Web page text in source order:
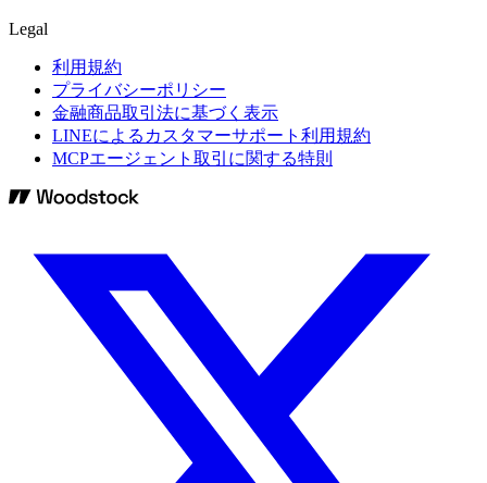
Legal
利用規約
プライバシーポリシー
金融商品取引法に基づく表示
LINEによるカスタマーサポート利用規約
MCPエージェント取引に関する特則